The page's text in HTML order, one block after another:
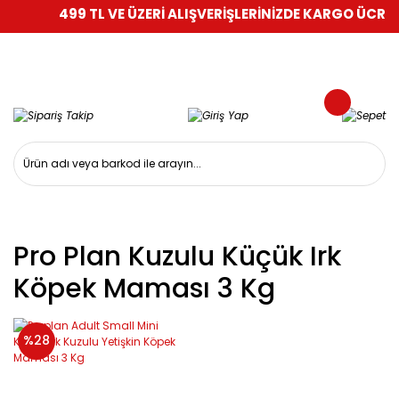
499 TL VE ÜZERİ ALIŞVERİŞLERİNİZDE KARGO
Pro Plan Kuzulu Küçük Irk
Köpek Maması 3 Kg
%28